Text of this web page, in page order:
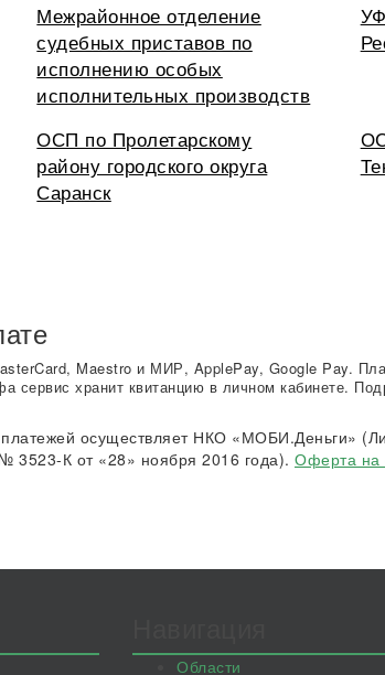
Межрайонное отделение
судебных приставов по
исполнению особых
исполнительных производств
ОСП по Пролетарскому
району городского округа
Саранск
Maestro и МИР, ApplePay, Google Pay.
сервис хранит квитанцию в личном кабинете.
осуществляет НКО «МОБИ.Деньги»
3523-К от «28» ноября 2016 года). Оферта на
Области